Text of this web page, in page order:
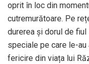
oprit în loc din
cutremurătoare. Pe
durerea și dorul de
speciale pe care le-
fericire din viața lui